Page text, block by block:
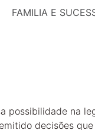
FAMILIA E
possibilidade na
decisões